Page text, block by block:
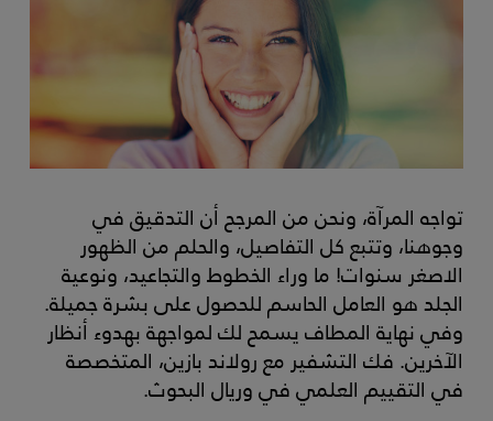
تواجه المرآة، ونحن من المرجح أن التدقيق في
وجوهنا، وتتبع كل التفاصيل، والحلم من الظهور
الاصغر سنوات! ما وراء الخطوط والتجاعيد، ونوعية
الجلد هو العامل الحاسم للحصول على بشرة جميلة.
وفي نهاية المطاف يسمح لك لمواجهة بهدوء أنظار
الآخرين. فك التشفير مع رولاند بازين، المتخصصة
في التقييم العلمي في وريال البحوث.